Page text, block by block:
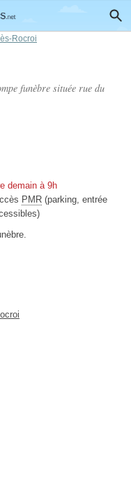
Rocroi
funèbre située rue du
demain à 9h
PMR (parking, entrée